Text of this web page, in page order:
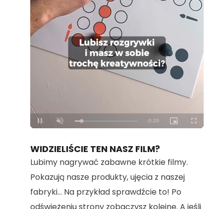
Unmute Loaded
:
100.00%
WIDZIELIŚCIE TEN NASZ FILM?
Lubimy nagrywać zabawne krótkie filmy.
Pokazują nasze produkty, ujęcia z naszej
fabryki... Na przykład sprawdźcie to! Po